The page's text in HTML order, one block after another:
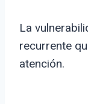
La
recurrente
atención.